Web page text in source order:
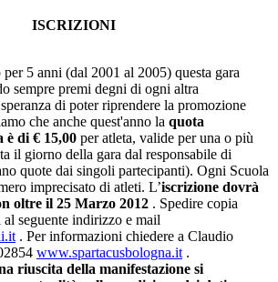
ISCRIZIONI
5 anni (dal 2001 al 2005) questa gara
sempre premi degni di ogni altra
di poter riprendere la promozione
che anche quest'anno la quota
è di € 15,00 per atleta, valide per una o più
il giorno della gara dal responsabile di
quote dai singoli partecipanti). Ogni Scuola
imprecisato di atleti. L’iscrizione dovrà
oltre il 25 Marzo 2012 . Spedire copia
seguente indirizzo e mail
. Per informazioni chiedere a Claudio
www.spartacusbologna.it.
riuscita della manifestazione si